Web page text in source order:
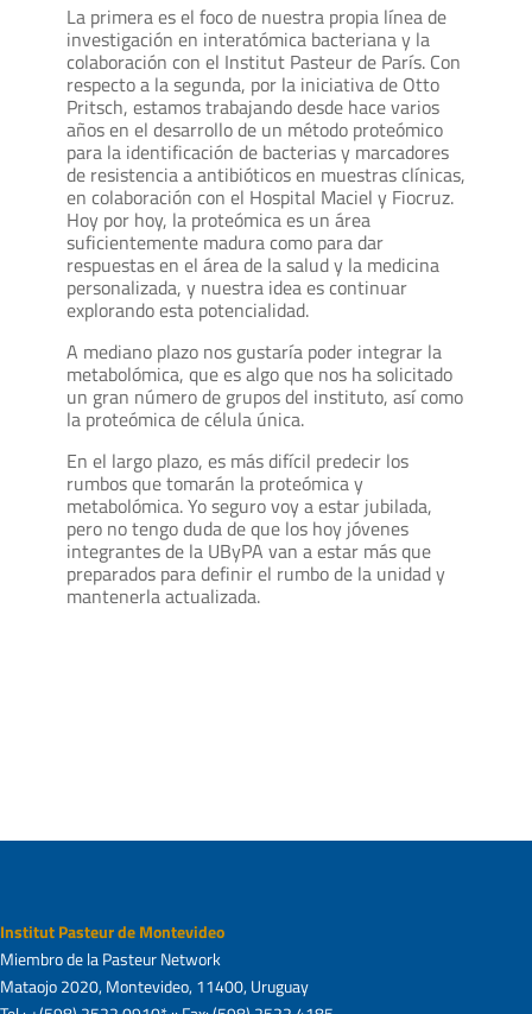
La primera es el foco de nuestra propia línea de
investigación en interatómica bacteriana y la
colaboración con el Institut Pasteur de París. Con
respecto a la segunda, por la iniciativa de Otto
Pritsch, estamos trabajando desde hace varios
años en el desarrollo de un método proteómico
para la identificación de bacterias y marcadores
de resistencia a antibióticos en muestras clínicas,
en colaboración con el Hospital Maciel y Fiocruz.
Hoy por hoy, la proteómica es un área
suficientemente madura como para dar
respuestas en el área de la salud y la medicina
personalizada, y nuestra idea es continuar
explorando esta potencialidad.
A mediano plazo nos gustaría poder integrar la
metabolómica, que es algo que nos ha solicitado
un gran número de grupos del instituto, así como
la proteómica de célula única.
En el largo plazo, es más difícil predecir los
rumbos que tomarán la proteómica y
metabolómica. Yo seguro voy a estar jubilada,
pero no tengo duda de que los hoy jóvenes
integrantes de la UByPA van a estar más que
preparados para definir el rumbo de la unidad y
mantenerla actualizada.
Institut Pasteur de Montevideo
Miembro de la Pasteur Network
Mataojo 2020, Montevideo, 11400, Uruguay